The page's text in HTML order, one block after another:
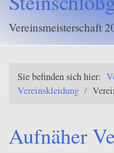
Vereinslogo 1
Vereinsnadel
Basecap Verein
Vereinsmeisterschaft
Sie befinden sich hier:
Vereinskleidung /
Aufnäher